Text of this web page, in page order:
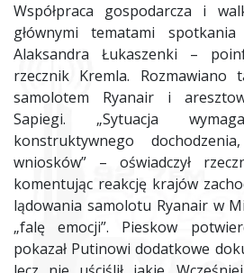
Współpraca gospodarcza i
głównymi tematami
Alaksandra Łukaszenki –
rzecznik Kremla. Rozmawiano
samolotem Ryanair i
Sapiegi. „Sytuacja
konstruktywnego
wniosków” – oświadczył
komentując reakcję krajów
lądowania samolotu Ryanair w
„falę emocji”. Pieskow
pokazał Putinowi dodatkowe